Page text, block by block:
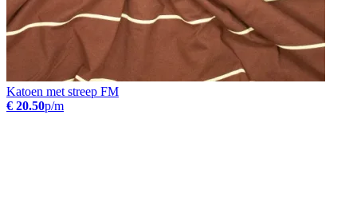
Katoen met streep FM
€ 20.50p/m